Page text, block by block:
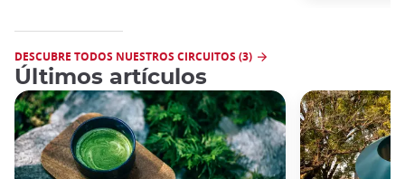
DESCUBRE TODOS NUESTROS CIRCUITOS (3)
Últimos artículos